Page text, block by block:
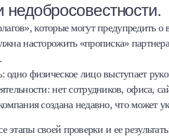
которые могут предупредить
насторожить «прописка»
одно физическое лицо выступает
нет сотрудников, офиса,
создана недавно, что может
этапы своей проверки и ее